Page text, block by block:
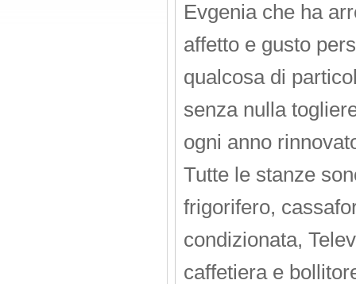
Evgenia che ha
affetto e gusto
qualcosa di
senza nulla
ogni anno
Tutte le stanze
frigorifero,
condizionata,
caffetiera e